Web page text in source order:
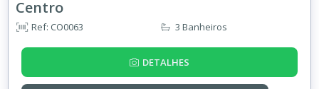
Centro
Ref: CO0063 3 Banheiros
DETALHES